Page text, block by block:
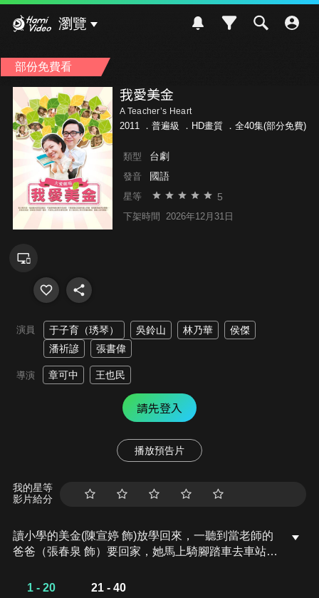
瀏覽
部份免費看
我愛美金
A Teacher’s Heart
2011 ． 普遍級 ．HD畫質 ．全40集(部分免費)
類型 台劇
發音 國語
星等 5
下架時間 2026年12月31日
演員 于子育（琇琴） 吳鈴山 林乃華
侯傑
潘祈諺
張書偉
導演 章可中 王也民
請先登入
播放預告片
我的星等
影片給分
讀小學的美金(陳宣婷 飾)放學回來，一聽到當老師的
爸爸（張春泉 飾）要回家，她馬上騎腳踏車去車站接
看到後很高興便帶她去吃麵，美金便趁機跟爸爸提起
1 - 20 21 - 40